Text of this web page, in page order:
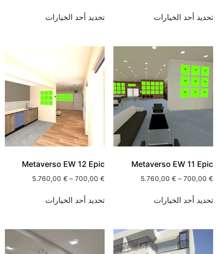
تحديد أحد الخيارات تحديد أحد الخيارات
Metaverso EW 11 Epic
700,00 €
–
5.760,00 €
تحديد أحد الخيارات
Metaverso EW 12 Epic
700,00€
–
5.760,00€
تحديد أحد الخيارات